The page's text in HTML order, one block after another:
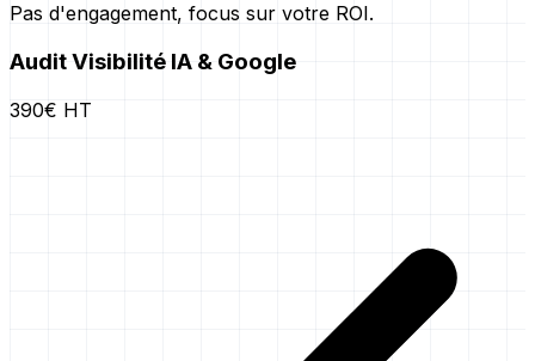
Pas d'engagement, focus sur votre ROI.
Audit Visibilité IA & Google
390€ HT